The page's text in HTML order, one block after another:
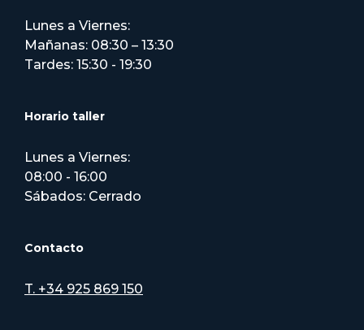
Lunes a Viernes:
Mañanas: 08:30 – 13:30
Tardes: 15:30 - 19:30
Horario taller
Lunes a Viernes:
08:00 - 16:00
Sábados: Cerrado
Contacto
T. +34 925 869 150